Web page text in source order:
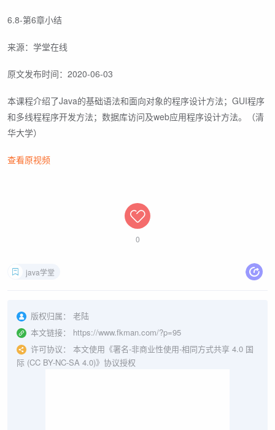
6.8-第6章小结
来源：学堂在线
原文发布时间：2020-06-03
本课程介绍了Java的基础语法和面向对象的程序设计方法；GUI程序
和多线程程序开发方法；数据库访问及web应用程序设计方法。（清
华大学）
查看原视频
0
java学堂
版权归属：
老陆
本文链接：
https://www.fkman.com/?p=95
许可协议：
本文使用《署名-非商业性使用-相同方式共享 4.0 国
际 (CC BY-NC-SA 4.0)》协议授权